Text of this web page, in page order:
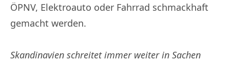
ÖPNV, Elektroauto oder Fahrrad schmackhaft
gemacht werden.
Skandinavien schreitet immer weiter in Sachen